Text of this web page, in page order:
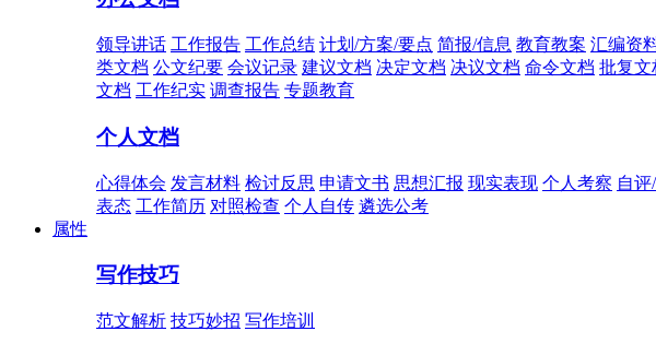
领导讲话 工作报告 工作总结 计划/方案/要点 简报/信息 教育教案 汇编资
类文档 公文纪要 会议记录 建议文档 决定文档 决议文档 命令文档 批复文
文档 工作纪实 调查报告 专题教育
个人文档
心得体会 发言材料 检讨反思 申请文书 思想汇报 现实表现 个人考察 自评
表态 工作简历 对照检查 个人自传 遴选公考
属性
写作技巧
范文解析 技巧妙招 写作培训